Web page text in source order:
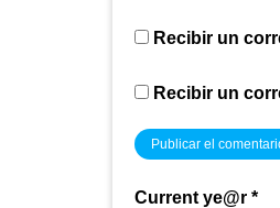
Recibir un
Recibir un
Current ye@r *